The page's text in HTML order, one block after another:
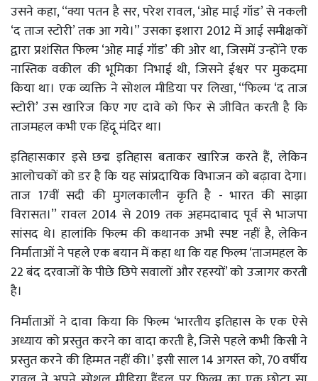
उसने कहा, ‘‘क्या पतन है सर, परेश रावल, ‘ओह माई गॉड’ से नकली
‘द ताज स्टोरी’ तक आ गये।’’ उसका इशारा 2012 में आई समीक्षकों
द्वारा प्रशंसित फिल्म ‘ओह माई गॉड’ की ओर था, जिसमें उन्होंने एक
नास्तिक वकील की भूमिका निभाई थी, जिसने ईश्वर पर मुकदमा
किया था। एक व्यक्ति ने सोशल मीडिया पर लिखा, ‘‘फिल्म ‘द ताज
स्टोरी’ उस खारिज किए गए दावे को फिर से जीवित करती है कि
ताजमहल कभी एक हिंदू मंदिर था।
इतिहासकार इसे छद्म इतिहास बताकर खारिज करते हैं, लेकिन
आलोचकों को डर है कि यह सांप्रदायिक विभाजन को बढ़ावा देगा।
ताज 17वीं सदी की मुगलकालीन कृति है - भारत की साझा
विरासत।’’ रावल 2014 से 2019 तक अहमदाबाद पूर्व से भाजपा
सांसद थे। हालांकि फिल्म की कथानक अभी स्पष्ट नहीं है, लेकिन
निर्माताओं ने पहले एक बयान में कहा था कि यह फिल्म ‘ताजमहल के
22 बंद दरवाजों के पीछे छिपे सवालों और रहस्यों’ को उजागर करती
है।
निर्माताओं ने दावा किया कि फिल्म ‘भारतीय इतिहास के एक ऐसे
अध्याय को प्रस्तुत करने का वादा करती है, जिसे पहले कभी किसी ने
प्रस्तुत करने की हिम्मत नहीं की।’ इसी साल 14 अगस्त को, 70 वर्षीय